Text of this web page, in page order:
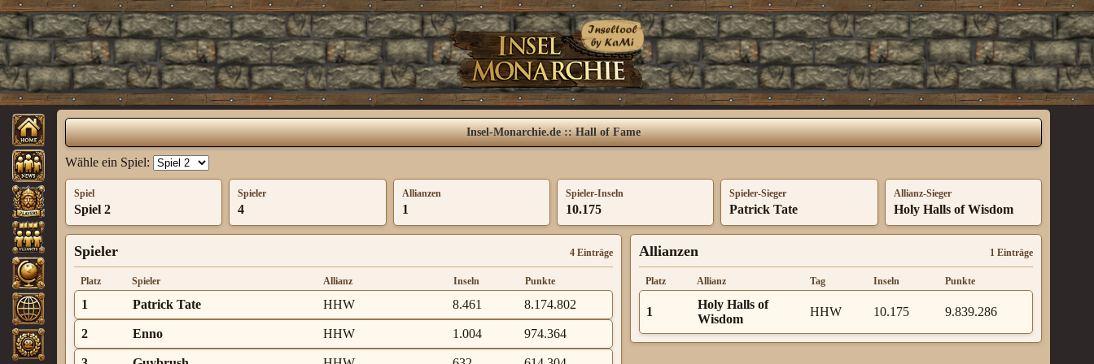
Insel-Monarchie.de :: Hall of Fame
Wähle ein Spiel:
Spiel
Spiel 2
Spieler
4
Allianzen
1
Spieler-Inseln
10.175
Spieler-Sieger
Patrick Tate
Allianz-Sieger
Holy Halls of Wisdom
Spieler 4 Einträge
Platz Spieler Allianz Inseln Punkte
1 Patrick Tate HHW 8.461 8.174.802
2 Enno HHW 1.004 974.364
Allianzen 1 Einträge
Platz Allianz Tag Inseln Punkte
1
Holy Halls of
Wisdom
HHW 10.175 9.839.286